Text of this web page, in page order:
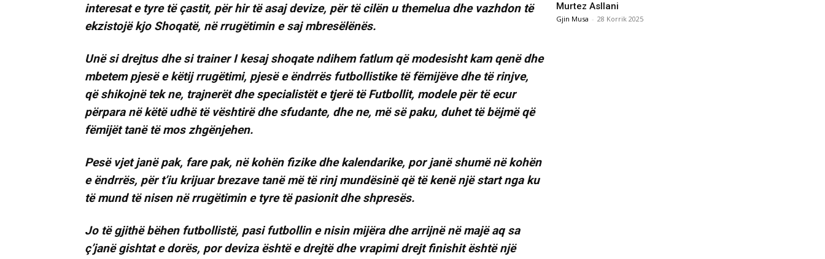
interesat e tyre të çastit, për hir të asaj devize, për të cilën u themelua dhe vazhdon të
ekzistojë kjo Shoqatë, në rrugëtimin e saj mbresëlënës.
Unë si drejtus dhe si trainer I kesaj shoqate ndihem fatlum që modesisht kam qenë dhe
mbetem pjesë e këtij rrugëtimi, pjesë e ëndrrës futbollistike të fëmijëve dhe të rinjve,
që shikojnë tek ne, trajnerët dhe specialistët e tjerë të Futbollit, modele për të ecur
përpara në këtë udhë të vështirë dhe sfudante, dhe ne, më së paku, duhet të bëjmë që
fëmijët tanë të mos zhgënjehen.
Pesë vjet janë pak, fare pak, në kohën fizike dhe kalendarike, por janë shumë në kohën
e ëndrrës, për t’iu krijuar brezave tanë më të rinj mundësinë që të kenë një start nga ku
të mund të nisen në rrugëtimin e tyre të pasionit dhe shpresës.
Jo të gjithë bëhen futbollistë, pasi futbollin e nisin mijëra dhe arrijnë në majë aq sa
ç’janë gishtat e dorës, por deviza është e drejtë dhe vrapimi drejt finishit është një
Murtez Asllani
Gjin Musa - 28 Korrik 2025